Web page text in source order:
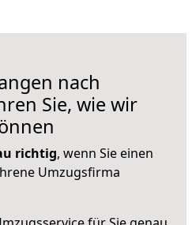
nach
Sie, wie wir
richtig, wenn Sie einen
Umzugsfirma